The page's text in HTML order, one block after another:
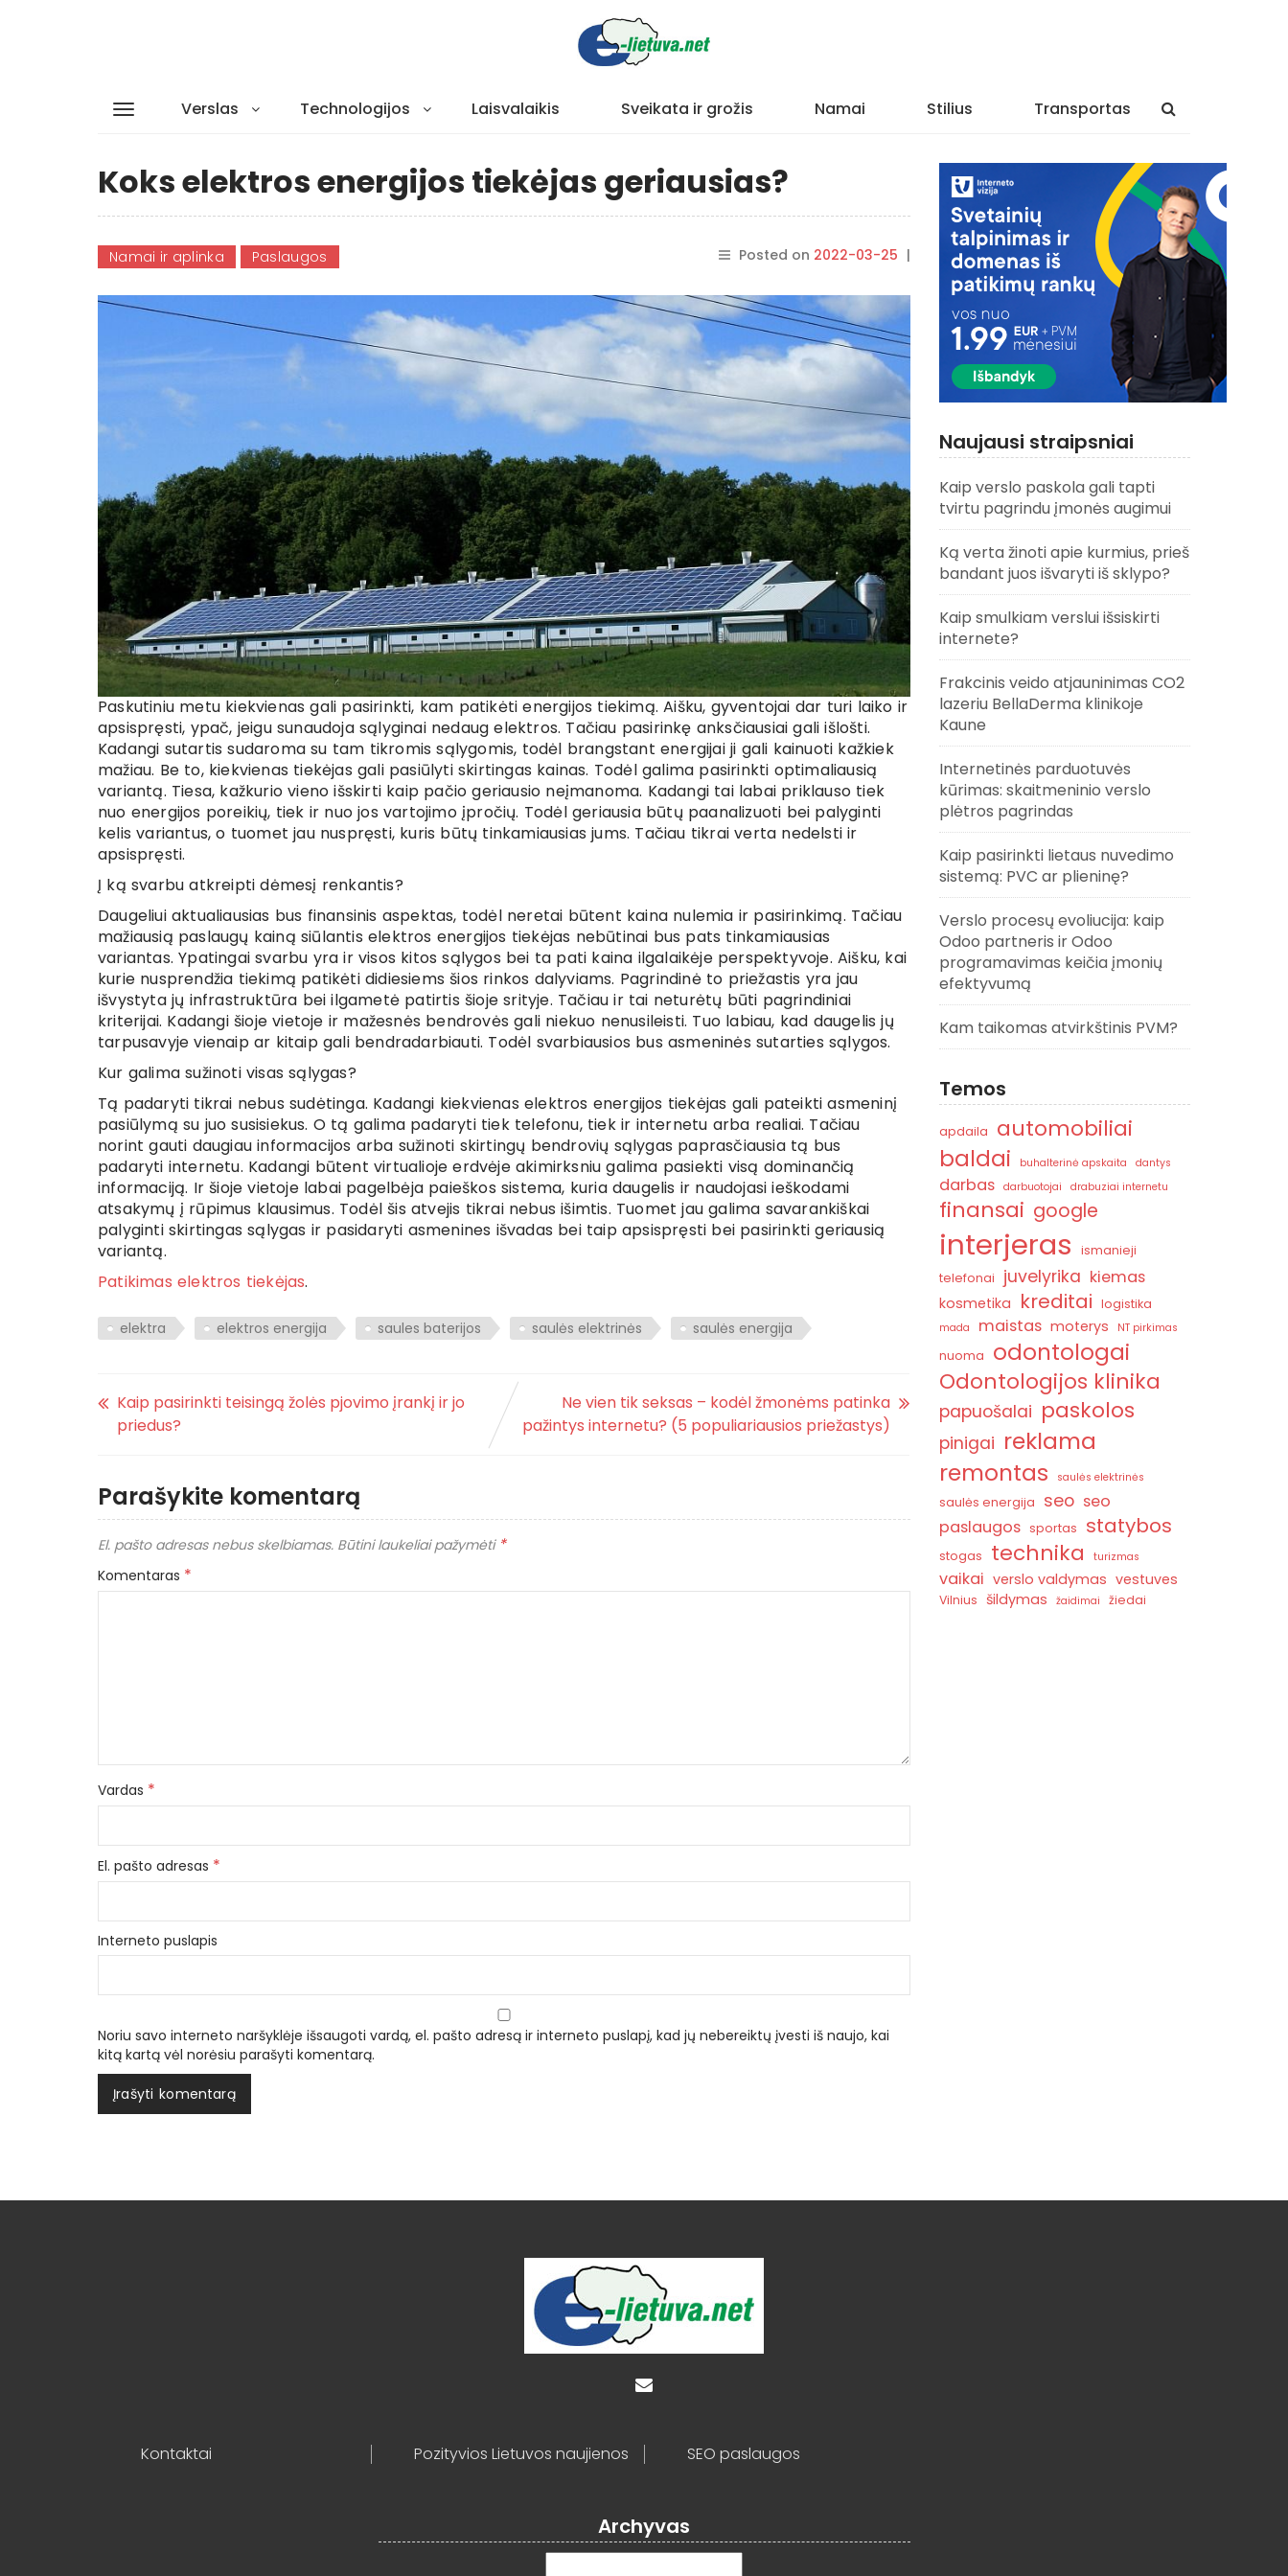
Verslas Technologijos Laisvalaikis Sveikata ir grožis Namai Stilius Transportas
Koks elektros energijos tiekėjas geriausias?
Namai ir aplinka Paslaugos Posted on 2022-03-25 |
rasytojas
Paskutiniu metu kiekvienas gali pasirinkti, kam patikėti energijos tiekimą. Aišku, gyventojai dar turi laiko ir
apsispręsti, ypač, jeigu sunaudoja sąlyginai nedaug elektros. Tačiau pasirinkę anksčiausiai gali išlošti.
Kadangi sutartis sudaroma su tam tikromis sąlygomis, todėl brangstant energijai ji gali kainuoti kažkiek
mažiau. Be to, kiekvienas tiekėjas gali pasiūlyti skirtingas kainas. Todėl galima pasirinkti optimaliausią
variantą. Tiesa, kažkurio vieno išskirti kaip pačio geriausio neįmanoma. Kadangi tai labai priklauso tiek
nuo energijos poreikių, tiek ir nuo jos vartojimo įpročių. Todėl geriausia būtų paanalizuoti bei palyginti
kelis variantus, o tuomet jau nuspręsti, kuris būtų tinkamiausias jums. Tačiau tikrai verta nedelsti ir
apsispręsti.
Į ką svarbu atkreipti dėmesį renkantis?
Daugeliui aktualiausias bus finansinis aspektas, todėl neretai būtent kaina nulemia ir pasirinkimą. Tačiau
mažiausią paslaugų kainą siūlantis elektros energijos tiekėjas nebūtinai bus pats tinkamiausias
variantas. Ypatingai svarbu yra ir visos kitos sąlygos bei ta pati kaina ilgalaikėje perspektyvoje. Aišku, kai
kurie nusprendžia tiekimą patikėti didiesiems šios rinkos dalyviams. Pagrindinė to priežastis yra jau
išvystyta jų infrastruktūra bei ilgametė patirtis šioje srityje. Tačiau ir tai neturėtų būti pagrindiniai
kriterijai. Kadangi šioje vietoje ir mažesnės bendrovės gali niekuo nenusileisti. Tuo labiau, kad daugelis jų
tarpusavyje vienaip ar kitaip gali bendradarbiauti. Todėl svarbiausios bus asmeninės sutarties sąlygos.
Kur galima sužinoti visas sąlygas?
Tą padaryti tikrai nebus sudėtinga. Kadangi kiekvienas elektros energijos tiekėjas gali pateikti asmeninį
pasiūlymą su juo susisiekus. O tą galima padaryti tiek telefonu, tiek ir internetu arba realiai. Tačiau
norint gauti daugiau informacijos arba sužinoti skirtingų bendrovių sąlygas paprasčiausia tą bus
padaryti internetu. Kadangi būtent virtualioje erdvėje akimirksniu galima pasiekti visą dominančią
informaciją. Ir šioje vietoje labai pagelbėja paieškos sistema, kuria daugelis ir naudojasi ieškodami
atsakymų į rūpimus klausimus. Todėl šis atvejis tikrai nebus išimtis. Tuomet jau galima savarankiškai
palyginti skirtingas sąlygas ir pasidaryti asmenines išvadas bei taip apsispręsti bei pasirinkti geriausią
variantą.
Patikimas elektros tiekėjas.
elektra elektros energija saules baterijos saulės elektrinės saulės energija
Kaip pasirinkti teisingą žolės pjovimo įrankį ir jo
priedus?
Ne vien tik seksas – kodėl žmonėms patinka
pažintys internetu? (5 populiariausios priežastys)
Parašykite komentarą
El. pašto adresas nebus skelbiamas. Būtini laukeliai pažymėti *
Komentaras *
Vardas *
El. pašto adresas *
Interneto puslapis
Noriu savo interneto naršyklėje išsaugoti vardą, el. pašto adresą ir interneto puslapį, kad jų nebereiktų įvesti iš naujo, kai
kitą kartą vėl norėsiu parašyti komentarą.
Naujausi straipsniai
Kaip verslo paskola gali tapti
tvirtu pagrindu įmonės augimui
Ką verta žinoti apie kurmius, prieš
bandant juos išvaryti iš sklypo?
Kaip smulkiam verslui išsiskirti
internete?
Frakcinis veido atjauninimas CO2
lazeriu BellaDerma klinikoje
Kaune
Internetinės parduotuvės
kūrimas: skaitmeninio verslo
plėtros pagrindas
Kaip pasirinkti lietaus nuvedimo
sistemą: PVC ar plieninę?
Verslo procesų evoliucija: kaip
Odoo partneris ir Odoo
programavimas keičia įmonių
efektyvumą
Kam taikomas atvirkštinis PVM?
Temos
apdaila automobiliai
baldai buhalterinė apskaita dantys
darbas darbuotojai drabuziai internetu
finansai google
interjeras
ismanieji
telefonai
juvelyrika kiemas
kosmetika kreditai logistika
mada maistas moterys NT pirkimas
nuoma odontologai
Odontologijos klinika
papuošalai paskolos
pinigai reklama
remontas
saulės elektrinės
saulės energija seo seo
paslaugos sportas statybos
stogas technika turizmas
vaikai verslo valdymas vestuves
Vilnius šildymas žaidimai žiedai
Kontaktai Pozityvios Lietuvos naujienos SEO paslaugos
Archyvas